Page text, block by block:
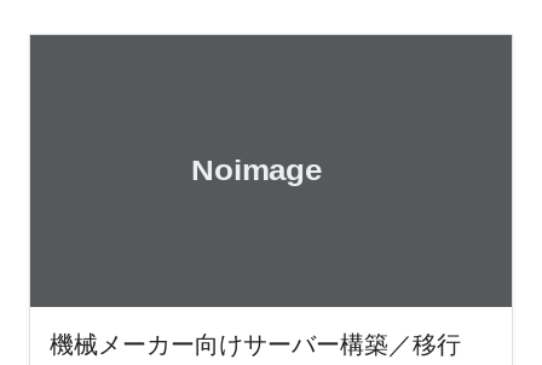
機械メーカー向けサーバー構築／移行